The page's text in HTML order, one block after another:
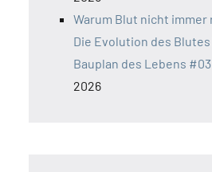
Warum Blut nicht immer
Die Evolution des Blutes
Bauplan des Lebens #03
2026